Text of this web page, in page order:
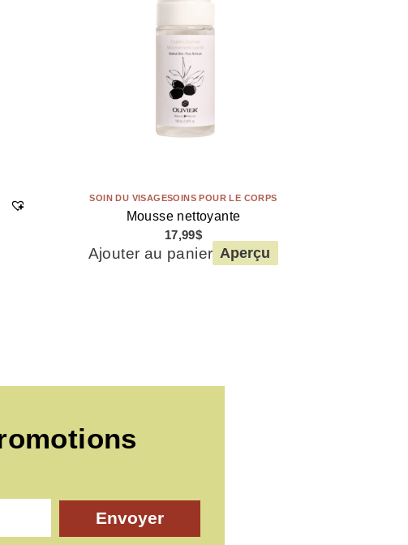
SOIN DU VISAGESOINS POUR LE CORPS
Mousse nettoyante
17,99$
Ajouter au panier Aperçu
Envoyer